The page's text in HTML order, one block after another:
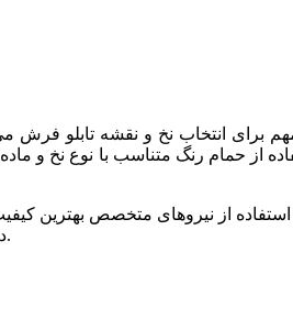
برای انتخاب نخ و نقشه تابلو
از حمام رنگ متناسب با نوع نخ و
استفاده از نیروهای متخصص بهترین
در کنار شما خواهیم بود. شما می توانید پس از اتمام کار بافت، برای مرحله شور و پرداخت تابلو فرش خود نیز با ما تماس بگیرید.